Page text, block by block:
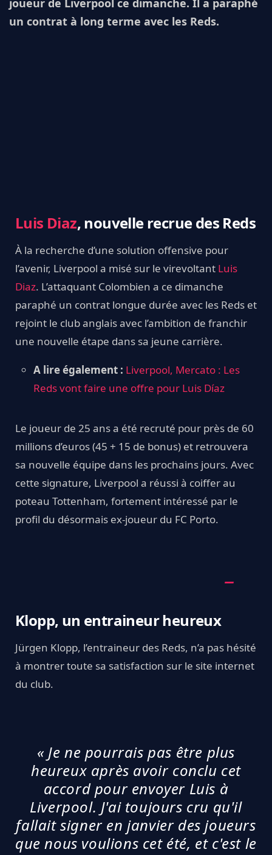
un contrat à long terme avec les Reds.
Luis Diaz, nouvelle recrue des Reds
À la recherche d’une solution offensive pour
l’avenir, Liverpool a misé sur le virevoltant Luis
Diaz. L’attaquant Colombien a ce dimanche
paraphé un contrat longue durée avec les Reds et
rejoint le club anglais avec l’ambition de franchir
une nouvelle étape dans sa jeune carrière.
A lire également : Liverpool, Mercato : Les
Reds vont faire une offre pour Luis Díaz
Le joueur de 25 ans a été recruté pour près de 60
millions d’euros (45 + 15 de bonus) et retrouvera
sa nouvelle équipe dans les prochains jours. Avec
cette signature, Liverpool a réussi à coiffer au
poteau Tottenham, fortement intéressé par le
profil du désormais ex-joueur du FC Porto.
Klopp, un entraineur heureux
Jürgen Klopp, l’entraineur des Reds, n’a pas hésité
à montrer toute sa satisfaction sur le site internet
du club.
« Je ne pourrais pas être plus
heureux après avoir conclu cet
accord pour envoyer Luis à
Liverpool. J'ai toujours cru qu'il
fallait signer en janvier des joueurs
que nous voulions cet été, et c'est le